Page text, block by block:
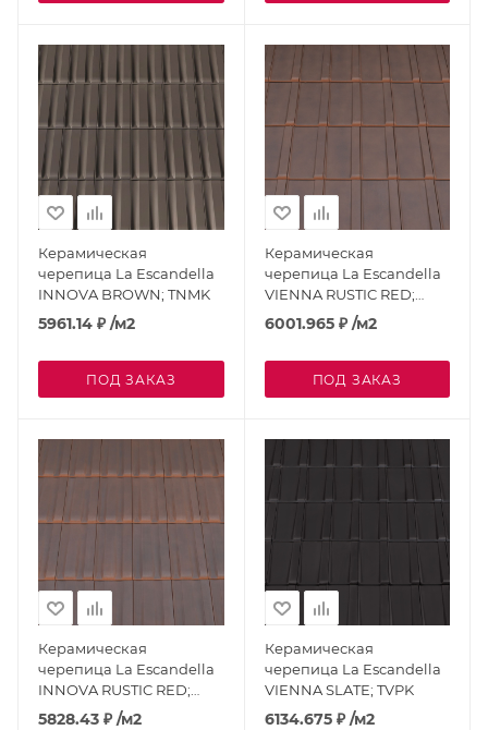
Керамическая
черепица La Escandella
INNOVA BROWN; TNMK
5961.14 ₽ /м2
ПОД ЗАКАЗ
Керамическая
черепица La Escandella
VIENNA RUSTIC RED;
TVRRK
6001.965 ₽ /м2
ПОД ЗАКАЗ
Керамическая
черепица La Escandella
INNOVA RUSTIC RED;
TNRRK
5828.43 ₽ /м2
Керамическая
черепица La Escandella
VIENNA SLATE; TVPK
6134.675 ₽ /м2